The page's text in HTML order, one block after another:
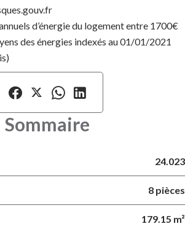
d’énergie du logement entre 1700€
des énergies indexés au 01/01/2021
Sommaire
24.023
8 pièces
179.15 m²